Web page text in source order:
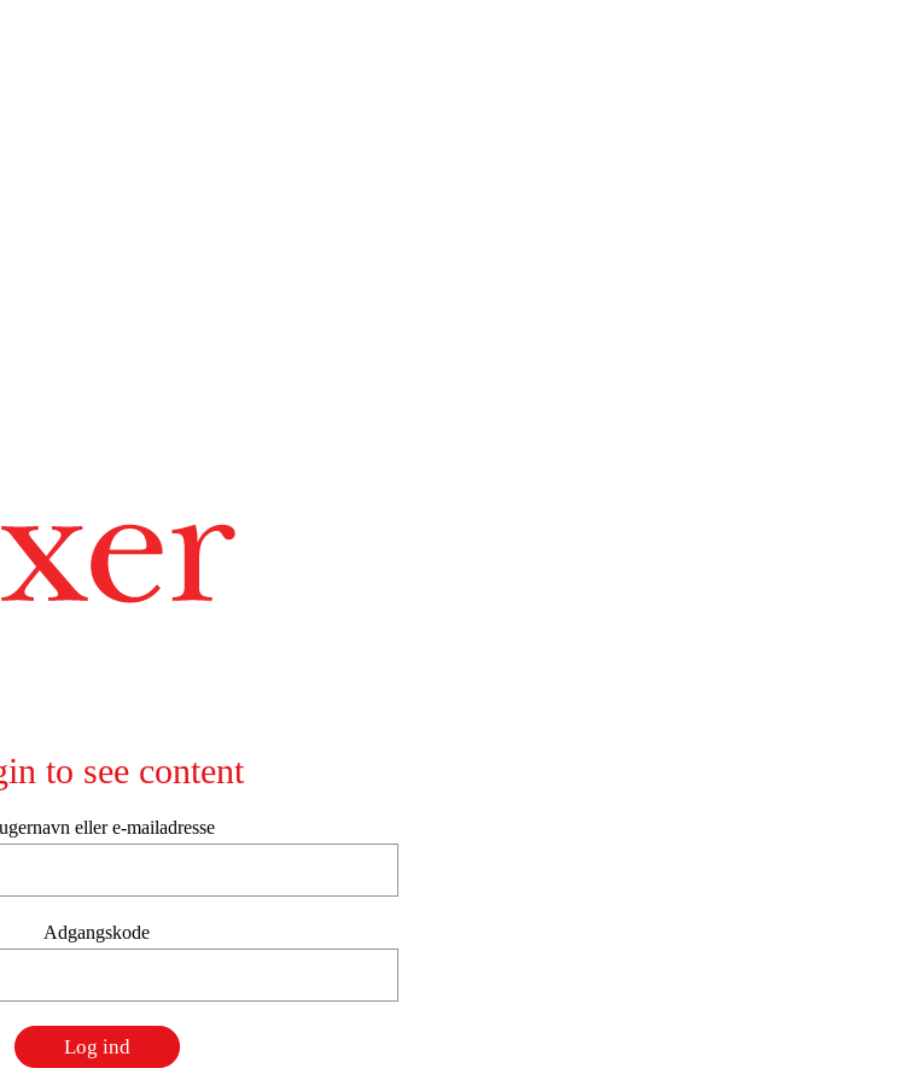
to see content
eller e-mailadresse
Adgangskode